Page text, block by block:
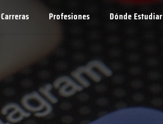
Carreras Profesiones Dónde Estudiar